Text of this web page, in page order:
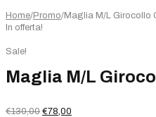
Home/Promo/Maglia M/L Girocollo
In offerta!
Sale!
Maglia M/L
€130,00 Il
€78,00